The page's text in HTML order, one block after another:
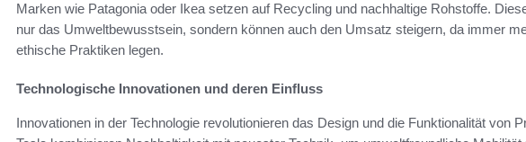
Marken wie Patagonia oder Ikea setzen auf Recycling und nachhaltige Rohstoffe.
nur das Umweltbewusstsein, sondern können auch den Umsatz steigern, da immer
ethische Praktiken legen.
Technologische Innovationen und deren Einfluss
Innovationen in der Technologie revolutionieren das Design und die Funktionalität von